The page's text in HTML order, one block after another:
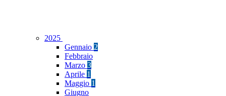
2025
Gennaio 2
Febbraio
Marzo 3
Aprile 1
Maggio 1
Giugno